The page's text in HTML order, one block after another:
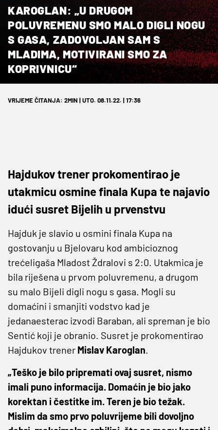
KAROGLAN: „U DRUGOM
POLUVREMENU SMO MALO DIGLI NOGU
S GASA, ZADOVOLJAN SAM S
MLADIMA, MOTIVIRANI SMO ZA
KOPRIVNICU“
VRIJEME ČITANJA: 2MIN | UTO. 08.11.22. | 17:36
Hajdukov trener prokomentirao je
utakmicu osmine finala Kupa te najavio
idući susret Bijelih u prvenstvu
Hajduk je slavio u osmini finala Kupa na
gostovanju u Bjelovaru kod ambicioznog
trećeligaša Mladost Ždralovi s 2:0. Utakmica je
bila riješena u prvom poluvremenu, a drugom
su malo Bijeli digli nogu s gasa. Mogli su
domaćini i smanjiti vodstvo kad je
jedanaesterac izvodi Baraban, ali spreman je bio
Sentić koji je obranio. Susret je prokomentirao
Hajdukov trener Mislav Karoglan.
„Teško je bilo pripremati ovaj susret, nismo
imali puno informacija. Domaćin je bio jako
korektan i čestitke im. Teren je bio težak.
Mislim da smo prvo poluvrijeme bili dovoljno